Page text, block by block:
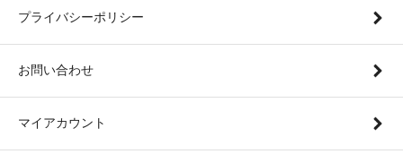
プライバシーポリシー
お問い合わせ
マイアカウント